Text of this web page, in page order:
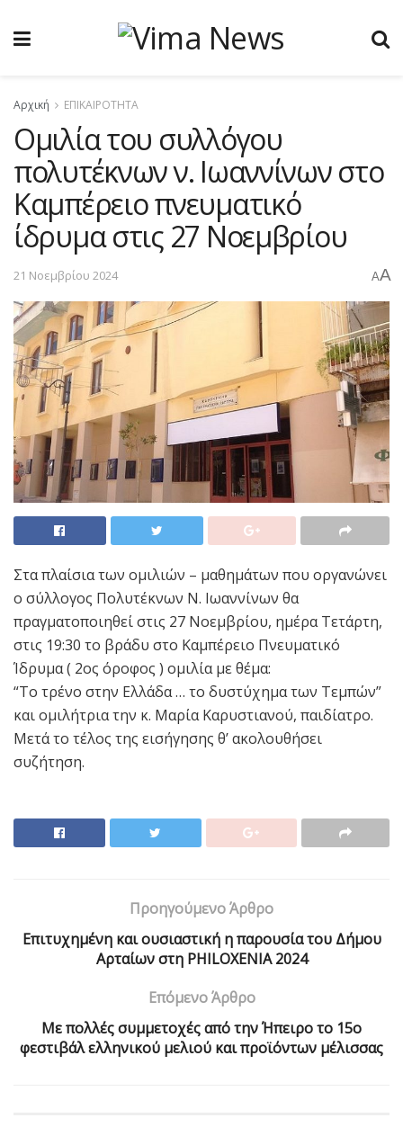
Αρχική ΕΠΙΚΑΙΡΟΤΗΤΑ
Ομιλία του συλλόγου
πολυτέκνων ν. Ιωαννίνων στο
Καμπέρειο πνευματικό
ίδρυμα στις 27 Νοεμβρίου
21 Νοεμβρίου 2024 AA
Στα πλαίσια των ομιλιών – μαθημάτων που οργανώνει
ο σύλλογος Πολυτέκνων Ν. Ιωαννίνων θα
πραγματοποιηθεί στις 27 Νοεμβρίου, ημέρα Τετάρτη,
στις 19:30 το βράδυ στο Καμπέρειο Πνευματικό
Ίδρυμα ( 2ος όροφος ) ομιλία με θέμα:
“Το τρένο στην Ελλάδα … το δυστύχημα των Τεμπών”
και ομιλήτρια την κ. Μαρία Καρυστιανού, παιδίατρο.
Μετά το τέλος της εισήγησης θ’ ακολουθήσει
συζήτηση.
Προηγούμενο Άρθρο
Επιτυχημένη και ουσιαστική η παρουσία του Δήμου
Αρταίων στη PHILOXENIA 2024
Επόμενο Άρθρο
Με πολλές συμμετοχές από την Ήπειρο το 15ο
φεστιβάλ ελληνικού μελιού και προϊόντων μέλισσας